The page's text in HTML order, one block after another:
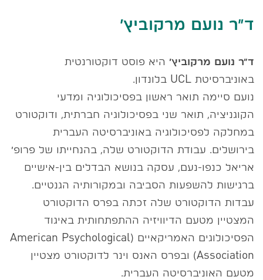
ד״ר נועם מרקוביץ׳
ד״ר נועם מרקוביץ׳ היא פוסט דוקטורנטית
באוניברסיטת UCL בלונדון.
נועם סיימה תואר ראשון בפסיכולוגיה ומדעי
הקוגניציה, תואר שני בפסיכולוגיה חברתית, ודוקטורט
במחלקה לפסיכולוגיה באוניברסיטה העברית
בירושלים. עבודת הדוקטורט שלה, בהנחייתו של פרופ׳
אריאל כנפו-נעם, עסקה בנושא הבדלים בין-אישיים
ברגישות להשפעות הסביבה ובמקורותיה הגנטיים.
עבדות הדוקטורט שלה זכתה בפרס הדוקטורט
המצטיין מטעם הדיוויזיה ההתפתחותית באיגוד
הפסיכולוגים האמריקאיים (American Psychological
Association) ובפרס האנס וינר לדוקטורט מצטיין
מטעם האוניברסיטה העברית.